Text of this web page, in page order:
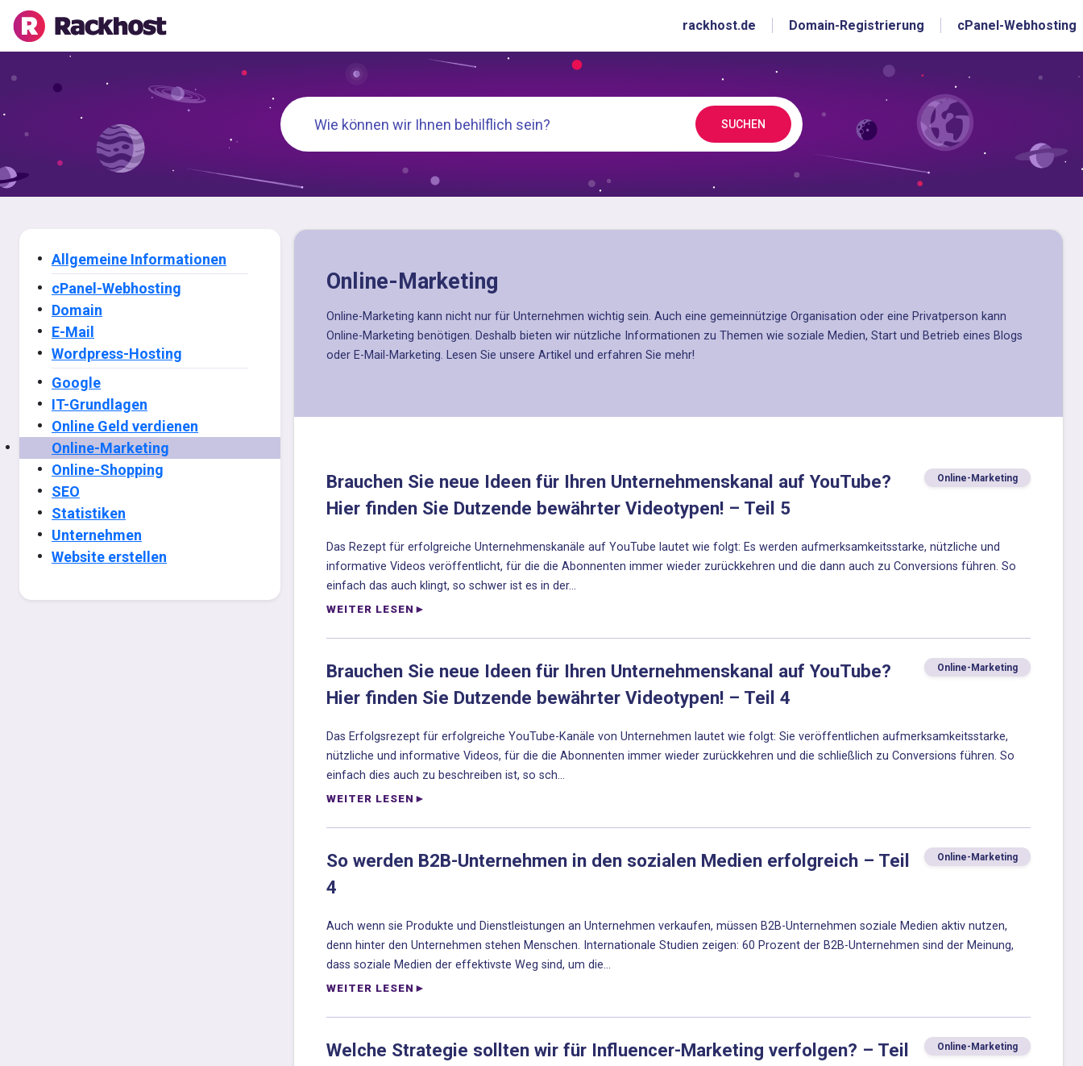
rackhost.de Domain-Registrierung cPanel-Webhosting
SUCHEN
Allgemeine Informationen
cPanel-Webhosting
Domain
E-Mail
Wordpress-Hosting
Google
IT-Grundlagen
Online Geld verdienen
Online-Marketing
Online-Shopping
SEO
Statistiken
Unternehmen
Website erstellen
Online-Marketing
Online-Marketing kann nicht nur für Unternehmen wichtig sein. Auch eine gemeinnützige Organisation oder eine Privatperson kann
Online-Marketing benötigen. Deshalb bieten wir nützliche Informationen zu Themen wie soziale Medien, Start und Betrieb eines Blogs
oder E-Mail-Marketing. Lesen Sie unsere Artikel und erfahren Sie mehr!
Brauchen Sie neue Ideen für Ihren Unternehmenskanal auf YouTube?
Hier finden Sie Dutzende bewährter Videotypen! – Teil 5
Online-Marketing
Das Rezept für erfolgreiche Unternehmenskanäle auf YouTube lautet wie folgt: Es werden aufmerksamkeitsstarke, nützliche und
informative Videos veröffentlicht, für die die Abonnenten immer wieder zurückkehren und die dann auch zu Conversions führen. So
einfach das auch klingt, so schwer ist es in der...
WEITER LESEN
Brauchen Sie neue Ideen für Ihren Unternehmenskanal auf YouTube?
Hier finden Sie Dutzende bewährter Videotypen! – Teil 4
Online-Marketing
Das Erfolgsrezept für erfolgreiche YouTube-Kanäle von Unternehmen lautet wie folgt: Sie veröffentlichen aufmerksamkeitsstarke,
nützliche und informative Videos, für die die Abonnenten immer wieder zurückkehren und die schließlich zu Conversions führen. So
einfach dies auch zu beschreiben ist, so sch...
WEITER LESEN
So werden B2B-Unternehmen in den sozialen Medien erfolgreich – Teil
4
Online-Marketing
Auch wenn sie Produkte und Dienstleistungen an Unternehmen verkaufen, müssen B2B-Unternehmen soziale Medien aktiv nutzen,
denn hinter den Unternehmen stehen Menschen. Internationale Studien zeigen: 60 Prozent der B2B-Unternehmen sind der Meinung,
dass soziale Medien der effektivste Weg sind, um die...
WEITER LESEN
Welche Strategie sollten wir für Influencer-Marketing verfolgen? – Teil
Online-Marketing